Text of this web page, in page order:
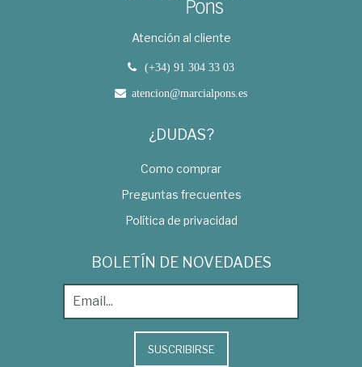
Atención al cliente
(+34) 91 304 33 03
atencion@marcialpons.es
¿DUDAS?
Como comprar
Preguntas frecuentes
Política de privacidad
BOLETÍN DE NOVEDADES
SUSCRIBIRSE